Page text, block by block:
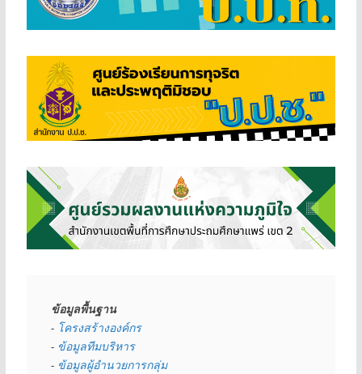
ข้อมูลพื้นฐาน
- โครงสร้างองค์กร
- ข้อมูลทีมบริหาร
- ข้อมูลผู้อำนวยการกลุ่ม